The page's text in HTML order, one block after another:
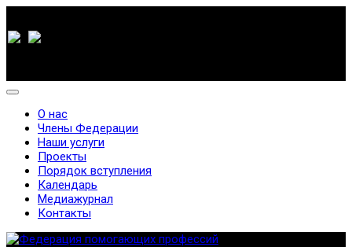
О нас
Члены Федерации
Наши услуги
Проекты
Порядок вступления
Календарь
Медиажурнал
Контакты